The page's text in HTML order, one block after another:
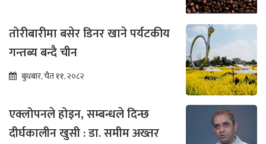
तोरीबारीमा बसेर डिनर खाने पर्यटकीय
गन्तब्य बन्दै चीन
बुधबार, चैत ११, २०८२
एक्लोपनले होइन, सम्बन्धले दिन्छ
दीर्घकालीन खुसी : डा. समीम अख्तर